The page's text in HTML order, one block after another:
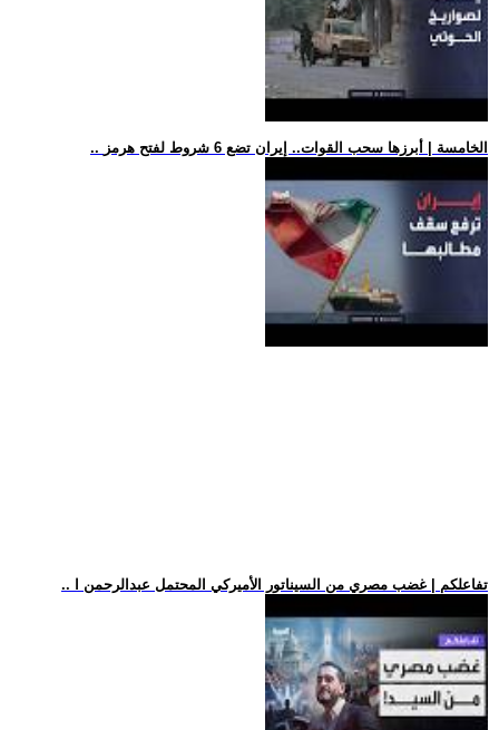
.. الخامسة | أبرزها سحب القوات.. إيران تضع 6 شروط لفتح هرمز
.. تفاعلكم | غضب مصري من السيناتور الأميركي المحتمل عبدالرحمن ا